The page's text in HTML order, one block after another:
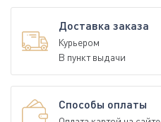
Доставка заказа
Курьером
В пункт выдачи
Способы оплаты